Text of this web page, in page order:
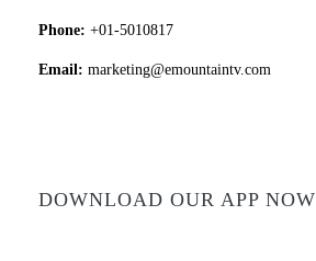
Phone: +01-5010817
Email: marketing@emountaintv.com
DOWNLOAD OUR APP NOW